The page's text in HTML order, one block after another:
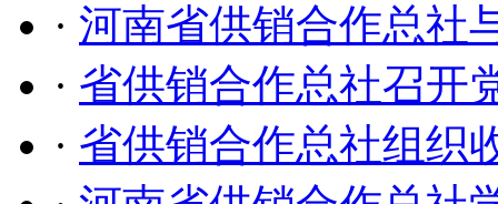
· 河南省供销合作总社
· 省供销合作总社召开
· 省供销合作总社组织